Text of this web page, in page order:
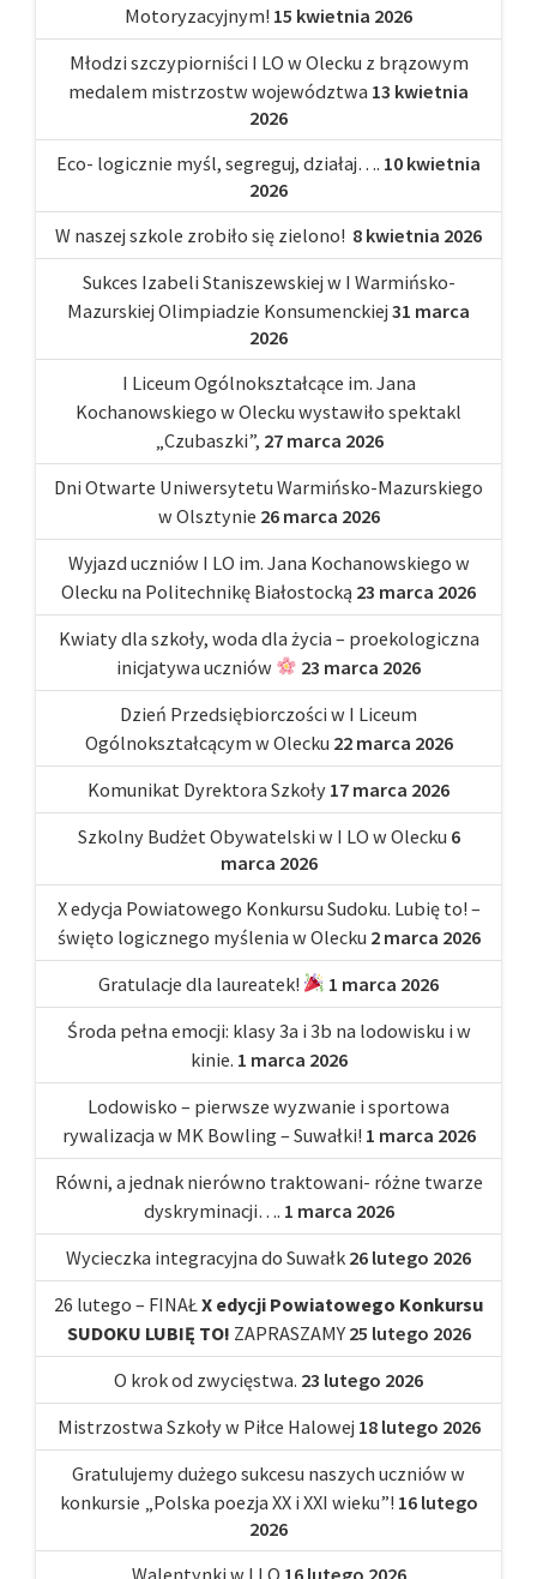
Motoryzacyjnym! 15 kwietnia 2026
Młodzi szczypiorniści I LO w Olecku z brązowym
medalem mistrzostw województwa 13 kwietnia
2026
Eco- logicznie myśl, segreguj, działaj…. 10 kwietnia
2026
W naszej szkole zrobiło się zielono! 8 kwietnia 2026
Sukces Izabeli Staniszewskiej w I Warmińsko-
Mazurskiej Olimpiadzie Konsumenckiej 31 marca
2026
I Liceum Ogólnokształcące im. Jana
Kochanowskiego w Olecku wystawiło spektakl
„Czubaszki”, 27 marca 2026
Dni Otwarte Uniwersytetu Warmińsko-Mazurskiego
w Olsztynie 26 marca 2026
Wyjazd uczniów I LO im. Jana Kochanowskiego w
Olecku na Politechnikę Białostocką 23 marca 2026
Kwiaty dla szkoły, woda dla życia – proekologiczna
inicjatywa uczniów
23 marca 2026
Dzień Przedsiębiorczości w I Liceum
Ogólnokształcącym w Olecku 22 marca 2026
Komunikat Dyrektora Szkoły 17 marca 2026
Szkolny Budżet Obywatelski w I LO w Olecku 6
marca 2026
X edycja Powiatowego Konkursu Sudoku. Lubię to! –
święto logicznego myślenia w Olecku 2 marca 2026
Gratulacje dla laureatek!
1 marca 2026
Środa pełna emocji: klasy 3a i 3b na lodowisku i w
kinie. 1 marca 2026
Lodowisko – pierwsze wyzwanie i sportowa
rywalizacja w MK Bowling – Suwałki! 1 marca 2026
Równi, a jednak nierówno traktowani- różne twarze
dyskryminacji…. 1 marca 2026
Wycieczka integracyjna do Suwałk 26 lutego 2026
26 lutego – FINAŁ X edycji Powiatowego Konkursu
SUDOKU LUBIĘ TO! ZAPRASZAMY 25 lutego 2026
O krok od zwycięstwa. 23 lutego 2026
Mistrzostwa Szkoły w Piłce Halowej 18 lutego 2026
Gratulujemy dużego sukcesu naszych uczniów w
konkursie „Polska poezja XX i XXI wieku”! 16 lutego
2026
Walentynki w I LO 16 lutego 2026